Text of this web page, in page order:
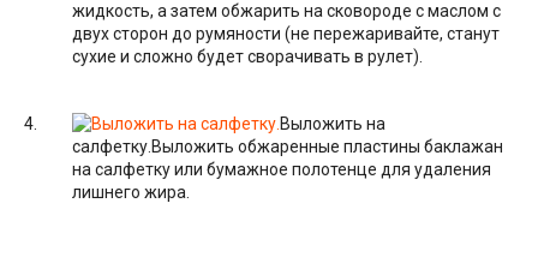
жидкость, а затем обжарить на сковороде с маслом с
двух сторон до румяности (не пережаривайте, станут
сухие и сложно будет сворачивать в рулет).
Выложить на
салфетку.Выложить обжаренные пластины баклажан
на салфетку или бумажное полотенце для удаления
лишнего жира.